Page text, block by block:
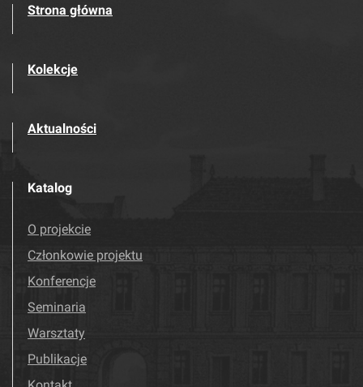
Strona główna
Kolekcje
Aktualności
Katalog
O projekcie
Członkowie projektu
Konferencje
Seminaria
Warsztaty
Publikacje